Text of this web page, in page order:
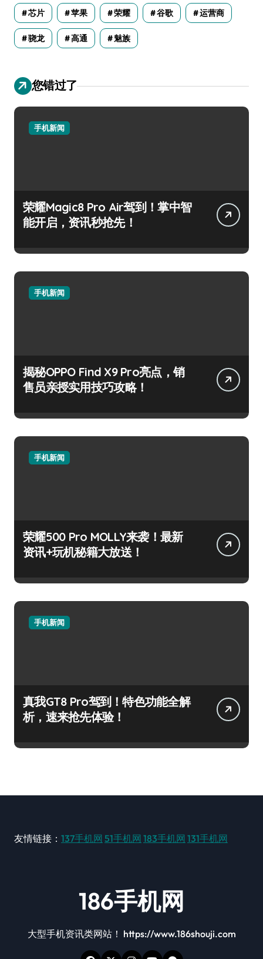
芯片 苹果 荣耀 谷歌 运营商
骁龙 高通 魅族
您错过了
手机新闻
荣耀Magic8 Pro Air驾到！掌中智
能开启，资讯秒抢先！
手机新闻
揭秘OPPO Find X9 Pro亮点，销
售员亲授实用技巧攻略！
手机新闻
荣耀500 Pro MOLLY来袭！最新
资讯+玩机秘籍大放送！
手机新闻
真我GT8 Pro驾到！特色功能全解
析，速来抢先体验！
友情链接： 137手机网 51手机网 183手机网 131手机网
186手机网
大型手机资讯类网站！ https://www.186shouji.com